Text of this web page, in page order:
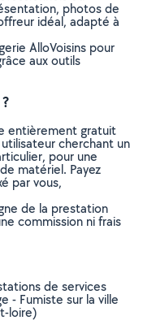
photos de
idéal, adapté à
AlloVoisins pour
aux outils
entièrement gratuit
cherchant un
pour une
matériel. Payez
par vous,
de la prestation
commission ni frais
de services
- Fumiste sur la ville
loire)